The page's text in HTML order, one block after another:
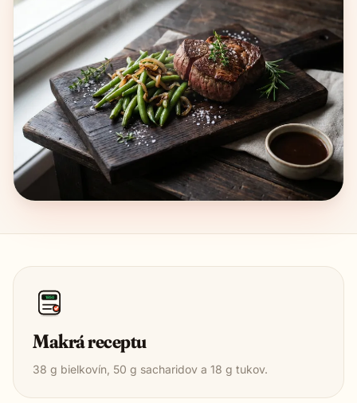
1850
Makrá receptu
38 g bielkovín, 50 g sacharidov a 18 g tukov.